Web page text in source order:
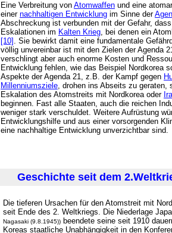
Eine Verbreitung von Atomwaffen und eine
einer nachhaltigen Entwicklung im Sinne der
Abschreckung ist verbunden mit der Gefahr,
Eskalationen im Kalten Krieg, bei denen ein
[10] . Sie bewirkt damit eine fundamentale
völlig unvereinbar ist mit den Zielen der Agenda
verschlingt aber auch enorme Kosten und
Entwicklung fehlen, wie das Beispiel Nordkorea
Aspekte der Agenda 21, z.B. der Kampf gegen
Millenniumsziele, drohen ins Abseits zu geraten,
Eskalation des Atomstreits mit Nordkorea oder
beginnen. Fast alle Staaten, auch die reichen
weniger stark verschuldet. Weitere Aufrüstung
Entwicklungshilfe und aus einer vorsorgenden
eine nachhaltige Entwicklung unverzichtbar sind.
Geschichte seit dem
Die tieferen Ursachen für den Atomstreit mit
seit Ende des 2. Weltkriegs. Die Niederlage
Nagasaki (9.8.1945)) beendete seine seit 1910
Koreas staatliche Unabhängigkeit in den